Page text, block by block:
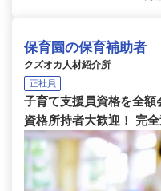
保育園の保育補助者
クズオカ人材紹介所
正社員
子育て支援員資格を全
資格所持者大歓迎！ 完